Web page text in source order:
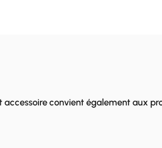
accessoire convient également aux